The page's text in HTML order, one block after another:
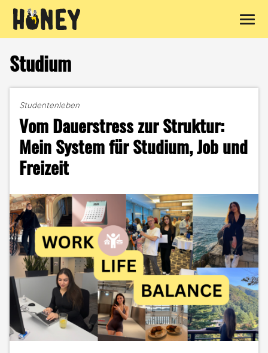
Inhalt
springen
Studium
Studentenleben
Vom Dauerstress zur Struktur:
Mein System für Studium, Job und
Freizeit